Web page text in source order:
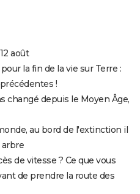
août
la fin de la vie sur Terre :
!
changé depuis le Moyen Âge,
au bord de l'extinction il
arbre
de vitesse ? Ce que vous
de prendre la route des